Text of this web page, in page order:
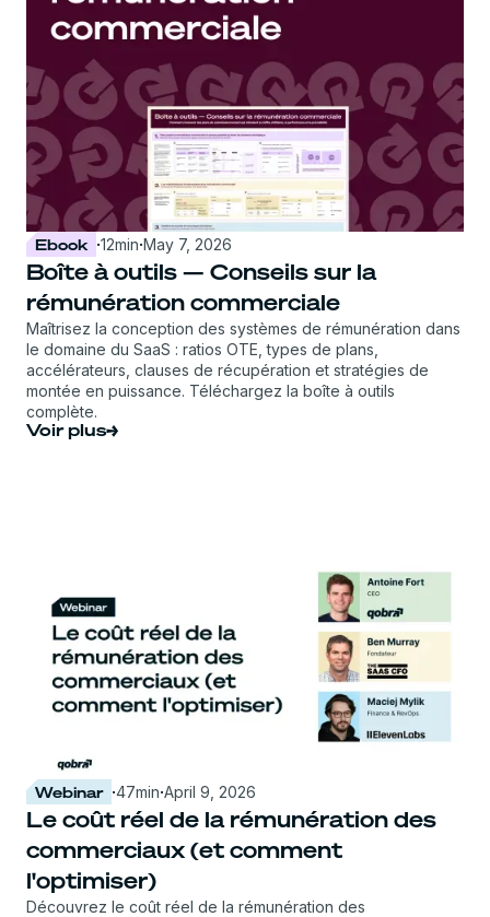
Ebook ·12min·May 7, 2026
Boîte à outils — Conseils sur la
rémunération commerciale
Maîtrisez la conception des systèmes de rémunération dans
le domaine du SaaS : ratios OTE, types de plans,
accélérateurs, clauses de récupération et stratégies de
montée en puissance. Téléchargez la boîte à outils
complète.
Voir plus
Webinar ·47min·April 9, 2026
Le coût réel de la rémunération des
commerciaux (et comment
l'optimiser)
Découvrez le coût réel de la rémunération des